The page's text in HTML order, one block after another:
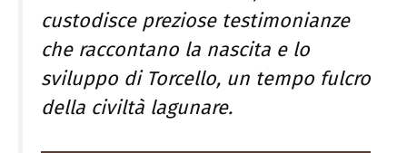
custodisce preziose testimonianze
che raccontano la nascita e lo
sviluppo di Torcello, un tempo fulcro
della civiltà lagunare.